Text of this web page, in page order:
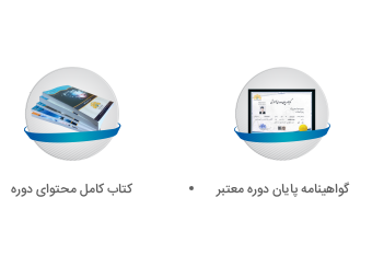
گواهینامه پایان دوره معتبر کتاب کامل محتوای دوره